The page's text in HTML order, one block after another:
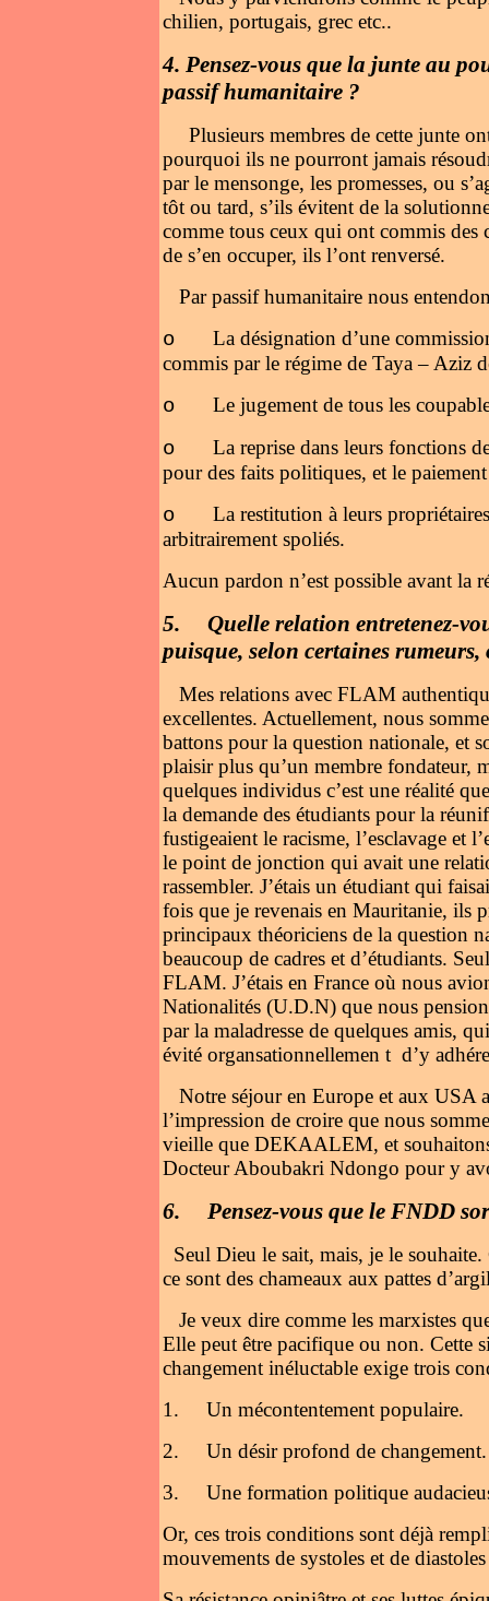
chilien, portugais, grec etc..
4. Pensez-vous que la junte au
passif humanitaire ?
Plusieurs membres de cette junte
pourquoi ils ne pourront jamais
par le mensonge, les promesses, ou
tôt ou tard, s’ils évitent de la
comme tous ceux qui ont commis des
de s’en occuper, ils l’ont renversé.
Par passif humanitaire nous
o
La désignation d’une
commis par le régime de Taya – Aziz
o Le jugement de tous les
o
La reprise dans leurs fonctions
pour des faits politiques, et le
o
La restitution à leurs
arbitrairement spoliés.
Aucun pardon n’est possible avant la
5.
Quelle relation entretenez-
puisque, selon certaines
Mes relations avec FLAM
excellentes. Actuellement, nous
battons pour la question nationale, et
plaisir plus qu’un membre fondateur,
quelques individus c’est une réalité
la demande des étudiants pour la
fustigeaient le racisme, l’esclavage et
le point de jonction qui avait une
rassembler. J’étais un étudiant qui
fois que je revenais en Mauritanie, ils
principaux théoriciens de la question
beaucoup de cadres et d’étudiants.
FLAM. J’étais en France où nous
Nationalités (U.D.N) que nous
par la maladresse de quelques amis,
évité organsationnellemen t d’y
Notre séjour en Europe et aux USA
l’impression de croire que nous
vieille que DEKAALEM, et souhaitons
Docteur Aboubakri Ndongo pour y
6. Pensez-vous que le FNDD
Seul Dieu le sait, mais, je le souhaite.
ce sont des chameaux aux pattes
Je veux dire comme les marxistes
Elle peut être pacifique ou non. Cette
changement inéluctable exige trois
1.
Un mécontentement populaire.
2.
Un désir profond de changement.
3.
Une formation politique
Or, ces trois conditions sont déjà
mouvements de systoles et de